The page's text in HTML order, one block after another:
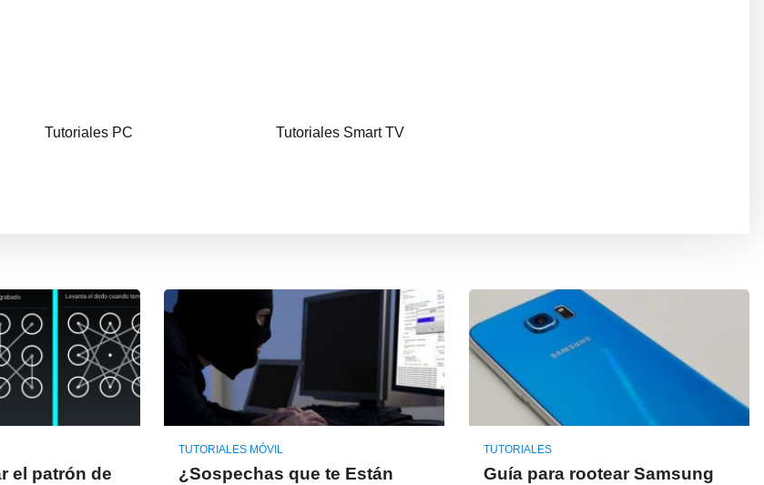
Tutoriales PC Tutoriales Smart TV
el patrón de
TUTORIALES MÓVIL
¿Sospechas que te Están
TUTORIALES
Guía para rootear Samsung